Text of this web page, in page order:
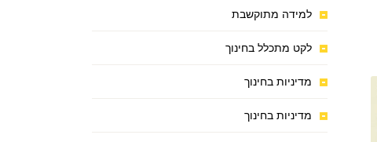
למידה מתוקשבת
לקט מתכלל בחינוך
מדיניות בחינוך
מדיניות בחינוך